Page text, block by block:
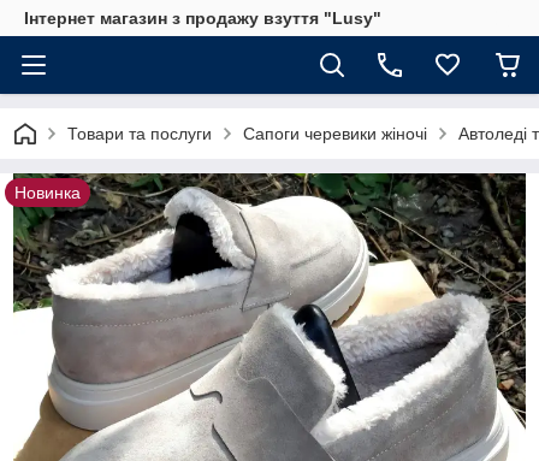
Інтернет магазин з продажу взуття "Lusy"
Товари та послуги Сапоги черевики жіночі Автоледі
Новинка